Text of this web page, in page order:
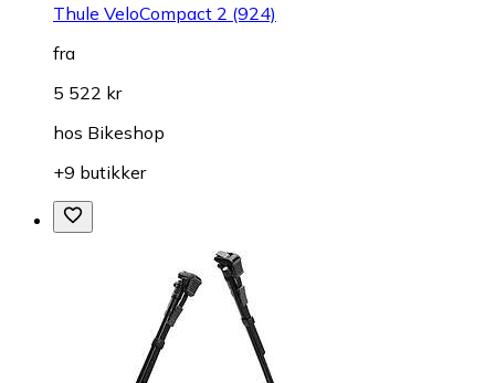
Thule VeloCompact 2 (924)
fra
5 522 kr
hos Bikeshop
+9 butikker